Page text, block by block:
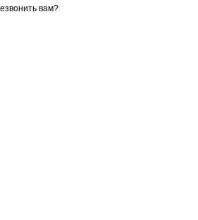
вам?